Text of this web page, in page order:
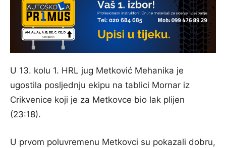
U 13. kolu 1. HRL jug Metković Mehanika je
ugostila posljednju ekipu na tablici Mornar iz
Crikvenice koji je za Metkovce bio lak plijen
(23:18).
U prvom poluvremenu Metkovci su pokazali dobru,